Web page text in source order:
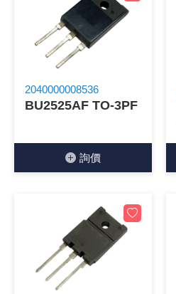
2040000008536
BU2525AF TO-3PF
詢價